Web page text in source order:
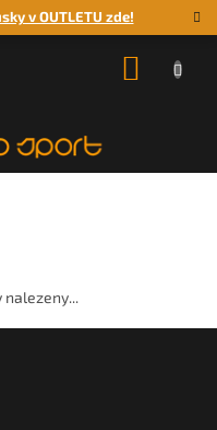
v OUTLETU zde!
nalezeny...